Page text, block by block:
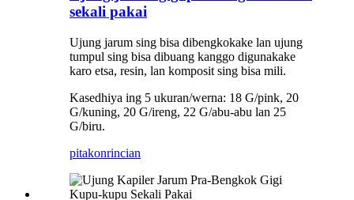
sekali pakai
Ujung jarum sing bisa dibengkokake lan ujung
tumpul sing bisa dibuang kanggo digunakake
karo etsa, resin, lan komposit sing bisa mili.
Kasedhiya ing 5 ukuran/werna: 18 G/pink, 20
G/kuning, 20 G/ireng, 22 G/abu-abu lan 25
G/biru.
pitakonrincian